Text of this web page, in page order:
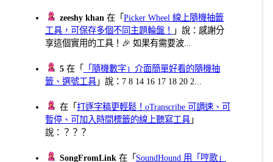
zeeshy khan 在「Picker Wheel 線上隨機抽籤
工具，可保存多個不同主題輪盤！
」說：感謝分
享這個實用的工具！🎉 如果有需要波...
5 在「
「隨機數字」介面簡單好看的隨機抽
籤、選號工具 」說：7 8 14 16 17 18 20 2...
在「打逐字稿更輕鬆！oTranscribe 可調速、可
暫停、可加入時間標籤的線上聽寫工具 」
說：？？？
SongFromLink 在「 SoundHound 用「哼歌」